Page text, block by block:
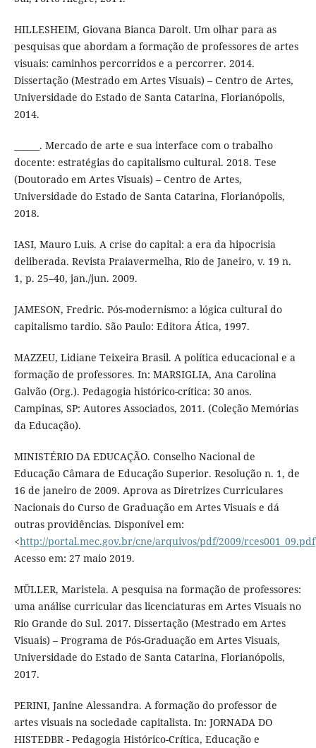
HILLESHEIM, Giovana Bianca Darolt. Um olhar para as
pesquisas que abordam a formação de professores de artes
visuais: caminhos percorridos e a percorrer. 2014.
Dissertação (Mestrado em Artes Visuais) – Centro de Artes,
Universidade do Estado de Santa Catarina, Florianópolis,
2014.
______. Mercado de arte e sua interface com o trabalho
docente: estratégias do capitalismo cultural. 2018. Tese
(Doutorado em Artes Visuais) – Centro de Artes,
Universidade do Estado de Santa Catarina, Florianópolis,
2018.
IASI, Mauro Luis. A crise do capital: a era da hipocrisia
deliberada. Revista Praiavermelha, Rio de Janeiro, v. 19 n.
1, p. 25–40, jan./jun. 2009.
JAMESON, Fredric. Pós-modernismo: a lógica cultural do
capitalismo tardio. São Paulo: Editora Ática, 1997.
MAZZEU, Lidiane Teixeira Brasil. A política educacional e a
formação de professores. In: MARSIGLIA, Ana Carolina
Galvão (Org.). Pedagogia histórico-crítica: 30 anos.
Campinas, SP: Autores Associados, 2011. (Coleção Memórias
da Educação).
MINISTÉRIO DA EDUCAÇÃO. Conselho Nacional de
Educação Câmara de Educação Superior. Resolução n. 1, de
16 de janeiro de 2009. Aprova as Diretrizes Curriculares
Nacionais do Curso de Graduação em Artes Visuais e dá
outras providências. Disponível em:
<http://portal.mec.gov.br/cne/arquivos/pdf/2009/rces001_09.pdf
Acesso em: 27 maio 2019.
MÜLLER, Maristela. A pesquisa na formação de professores:
uma análise curricular das licenciaturas em Artes Visuais no
Rio Grande do Sul. 2017. Dissertação (Mestrado em Artes
Visuais) – Programa de Pós-Graduação em Artes Visuais,
Universidade do Estado de Santa Catarina, Florianópolis,
2017.
PERINI, Janine Alessandra. A formação do professor de
artes visuais na sociedade capitalista. In: JORNADA DO
HISTEDBR - Pedagogia Histórico-Crítica, Educação e